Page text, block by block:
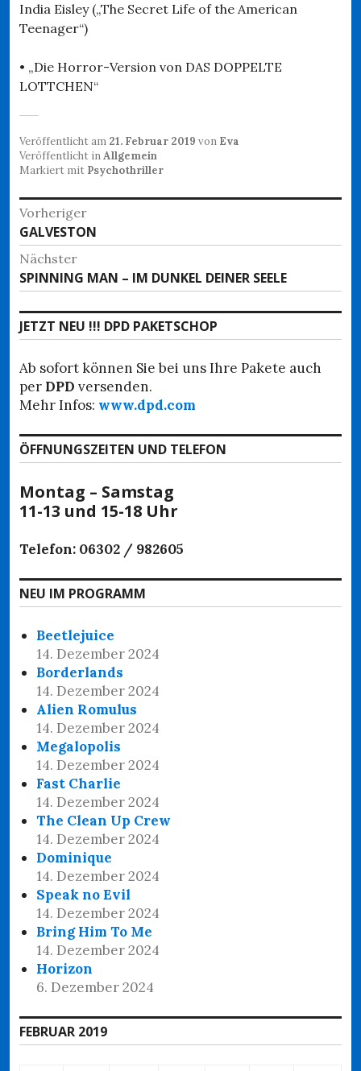
India Eisley („The Secret Life of the American
Teenager“)
• „Die Horror-Version von DAS DOPPELTE
LOTTCHEN“
Veröffentlicht am 21. Februar 2019 von Eva
Veröffentlicht inAllgemein
Markiert mit Psychothriller
Beitragsnavigation
Vorheriger
Vorheriger
Beitrag:
GALVESTON
Nächster
Nächster
Beitrag:
SPINNING MAN – IM DUNKEL DEINER SEELE
JETZT NEU !!! DPD PAKETSCHOP
Ab sofort können Sie bei uns Ihre Pakete auch
per DPD versenden.
Mehr Infos: www.dpd.com
ÖFFNUNGSZEITEN UND TELEFON
Montag – Samstag
11-13 und 15-18 Uhr
Telefon: 06302 / 982605
NEU IM PROGRAMM
Beetlejuice
14. Dezember 2024
Borderlands
14. Dezember 2024
Alien Romulus
14. Dezember 2024
Megalopolis
14. Dezember 2024
Fast Charlie
14. Dezember 2024
The Clean Up Crew
14. Dezember 2024
Dominique
14. Dezember 2024
Speak no Evil
14. Dezember 2024
Bring Him To Me
14. Dezember 2024
Horizon
6. Dezember 2024
FEBRUAR 2019